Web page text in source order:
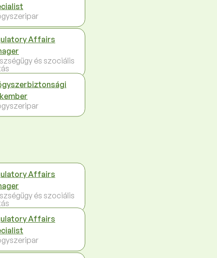
Affairs
és szociális
Affairs
és szociális
Affairs